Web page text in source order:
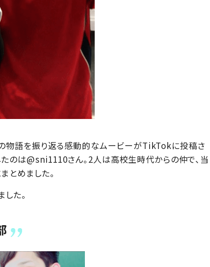
物語を振り返る感動的なムービーがTikTokに投稿さ
のは@sni1110さん。2人は高校生時代からの仲で、当
とめました。
た。